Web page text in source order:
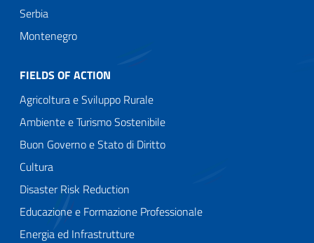
Serbia
Montenegro
FIELDS OF ACTION
Agricoltura e Sviluppo Rurale
Ambiente e Turismo Sostenibile
Buon Governo e Stato di Diritto
Cultura
Disaster Risk Reduction
Educazione e Formazione Professionale
Energia ed Infrastrutture